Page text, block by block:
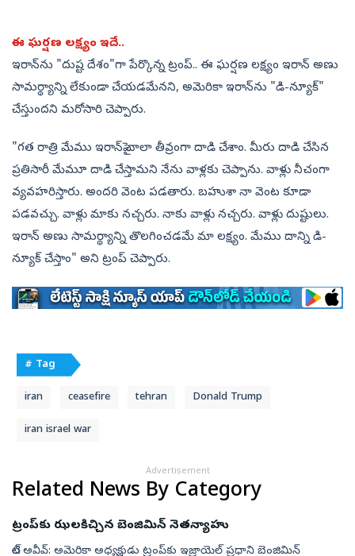
ఈ ఘర్షణ లక్ష్యం ఇదే..
ఇరాన్‌ను "దుష్ట దేశం"గా పేర్కొన్న ట్రంప్.. ఈ ఘర్షణ లక్ష్యం ఇరాన్‌ అణు
సామర్థ్యాన్ని లేకుండా చేయడమేనని, అమెరికా ఇరాన్‌ను "డి-న్యూక్"
చేస్తుందని మరోసారి చెప్పారు.
"గత రాత్రి మేము ఇరాన్‌పై చాలా తీవ్రంగా దాడి చేశాం. మీరు దాడి చేసిన
ప్రతిసారీ మేమూ దాడి చేస్తామని నేను వాళ్లకు చెప్పాను. వాళ్లు నీచంగా
వ్యవహరిస్తారు. అందరి వెంట పడతారు. బహుశా నా వెంట కూడా
పడవచ్చు. వాళ్లు మాకు నచ్చరు. నాకు వాళ్లు నచ్చరు. వాళ్లు దుష్టులు.
ఇరాన్ అణు సామర్థ్యాన్ని తొలగించడమే మా లక్ష్యం. మేము దాన్ని డి-
న్యూక్ చేస్తాం" అని ట్రంప్ చెప్పారు.
# Tag
iran ceasefire tehran Donald Trump
iran israel war
Advertisement
Related News By Category
ట్రంప్‌కు ఝలకిచ్చిన బెంజిమిన్‌ నెతన్యాహు
టెల్‌ అవీవ్‌: అమెరికా అధ్యక్షుడు ట్రంప్‌కు ఇజ్రాయెల్‌ ప్రధాని బెంజిమిన్‌